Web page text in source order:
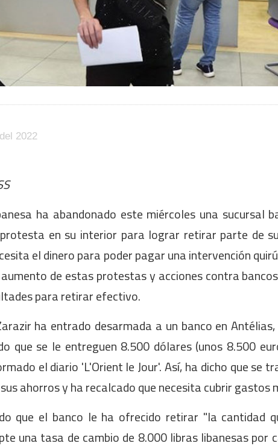
2022
ha abandonado este miércoles una sucursal
en su interior para lograr retirar parte de
el dinero para poder pagar una intervención
de estas protestas y acciones contra
para retirar efectivo.
ha entrado desarmada a un banco en
que se le entreguen 8.500 dólares (unos 8.500
el diario 'L'Orient le Jour'. Así, ha dicho que se
ahorros y ha recalcado que necesita cubrir gastos
que el banco le ha ofrecido retirar "la cantidad
una tasa de cambio de 8.000 libras libanesas por